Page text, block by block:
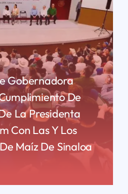
Gobernadora
De
La Presidenta
Con Las Y Los
Maíz De Sinaloa